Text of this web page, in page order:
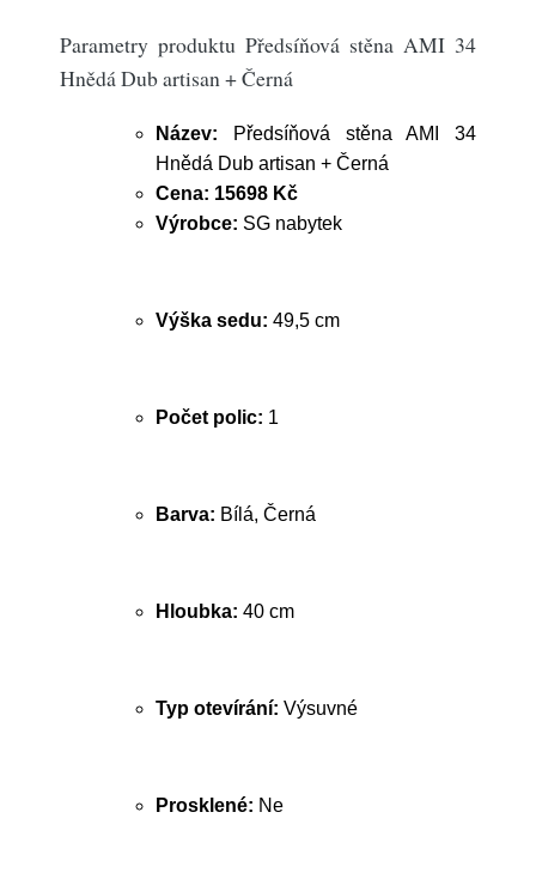
Parametry produktu Předsíňová stěna AMI 34
Hnědá Dub artisan + Černá
Název: Předsíňová stěna AMI 34
Hnědá Dub artisan + Černá
Cena: 15698 Kč
Výrobce: SG nabytek
Výška sedu: 49,5 cm
Počet polic: 1
Barva: Bílá, Černá
Hloubka: 40 cm
Typ otevírání: Výsuvné
Prosklené: Ne